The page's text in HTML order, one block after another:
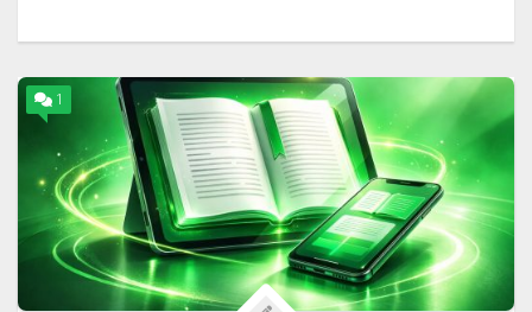
1